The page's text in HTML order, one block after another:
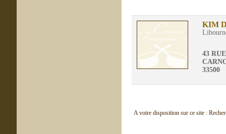
KIM
43
33500
A votre disposition sur ce site :